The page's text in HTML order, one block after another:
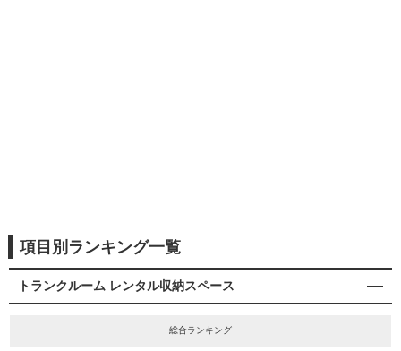
項目別ランキング一覧
トランクルーム レンタル収納スペース
総合ランキング